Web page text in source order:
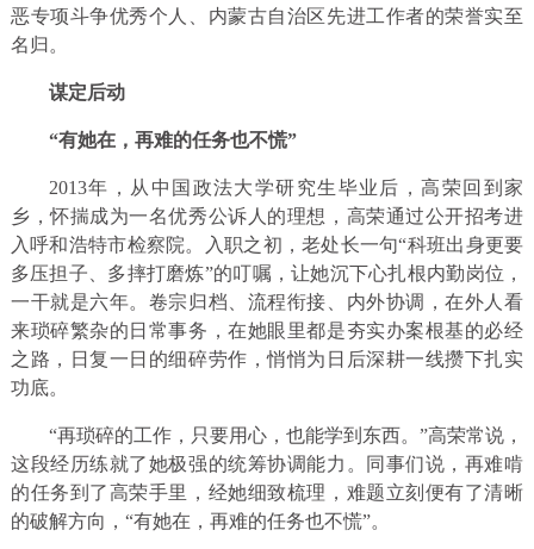
恶专项斗争优秀个人、内蒙古自治区先进工作者的荣誉实至
名归。
谋定后动
“有她在， 再难的任务也不慌”
2013年，从中国政法大学研究生毕业后，高荣回到家
乡，怀揣成为一名优秀公诉人的理想，高荣通过公开招考进
入呼和浩特市检察院。入职之初，老处长一句“科班出身更要
多压担子、多摔打磨炼”的叮嘱，让她沉下心扎根内勤岗位，
一干就是六年。卷宗归档、流程衔接、内外协调，在外人看
来琐碎繁杂的日常事务，在她眼里都是夯实办案根基的必经
之路，日复一日的细碎劳作，悄悄为日后深耕一线攒下扎实
功底。
“再琐碎的工作，只要用心，也能学到东西。”高荣常说，
这段经历练就了她极强的统筹协调能力。同事们说，再难啃
的任务到了高荣手里，经她细致梳理，难题立刻便有了清晰
的破解方向，“有她在，再难的任务也不慌”。